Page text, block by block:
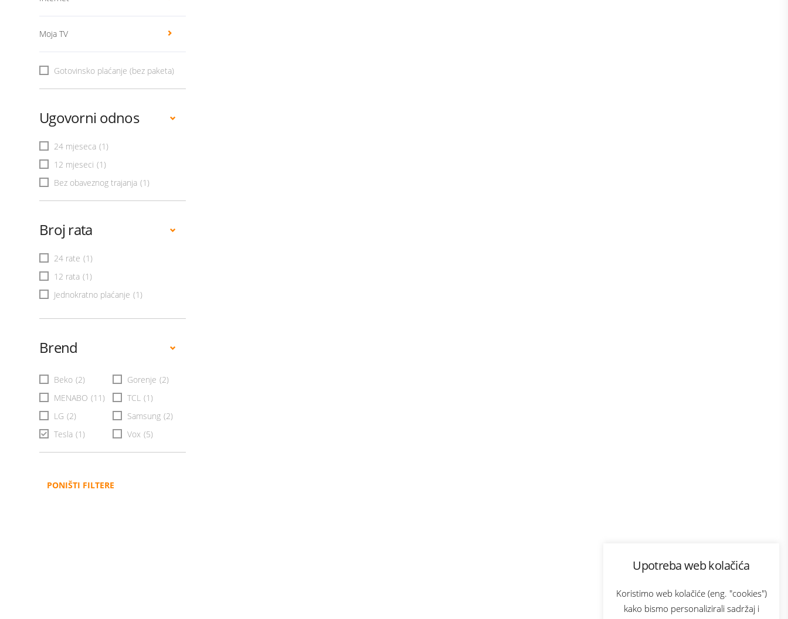
Upotreba web kolačića
Koristimo web kolačiće (eng. "cookies")
kako bismo personalizirali sadržaj i
Moja TV
Gotovinsko plaćanje (bez paketa)
Ugovorni odnos
24 mjeseca (1)
12 mjeseci (1)
Bez obaveznog trajanja (1)
Broj rata
24 rate (1)
12 rata (1)
Jednokratno plaćanje (1)
Brend
Beko (2) Gorenje (2)
MENABO (11) TCL (1)
LG (2) Samsung (2)
Tesla (1) Vox (5)
PONIŠTI FILTERE
Bonus plus
Prijava za newsletter